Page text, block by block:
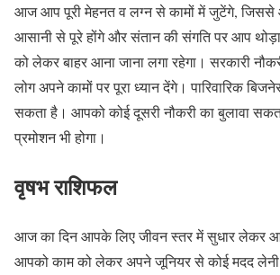
आज आप पूरी मेहनत व लग्न से कामों में जुटेंगे,
आसानी से पूरे होंगे और संतान की संगति पर आप थोड़ा
को लेकर बाहर आना जाना लगा रहेगा। सरकारी
लोग अपने कामों पर पूरा ध्यान देंगे। पारिवारिक
सकता है। आपको कोई दूसरी नौकरी का बुलावा
प्रमोशन भी होगा।
वृषभ राशिफल
आज का दिन आपके लिए जीवन स्तर में सुधार लेकर
आपको काम को लेकर अपने जूनियर से कोई मदद